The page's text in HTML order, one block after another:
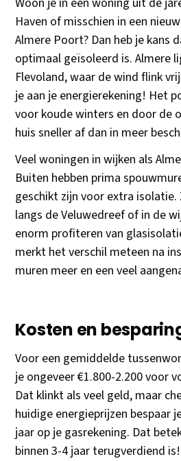
Haven of misschien in een
Almere Poort? Dan heb je kans
optimaal geïsoleerd is. Almere
Flevoland, waar de wind flink
je aan je energierekening! Het
voor koude winters en door de
huis sneller af dan in meer
Veel woningen in wijken als
Buiten hebben prima
geschikt zijn voor extra isolatie.
langs de Veluwedreef of in de
enorm profiteren van
merkt het verschil meteen na
muren meer en een veel
Kosten en
Voor een gemiddelde
je ongeveer €1.800-2.200 voor
Dat klinkt als veel geld, maar
huidige energieprijzen bespaar
jaar op je gasrekening. Dat
binnen 3-4 jaar terugverdiend is!